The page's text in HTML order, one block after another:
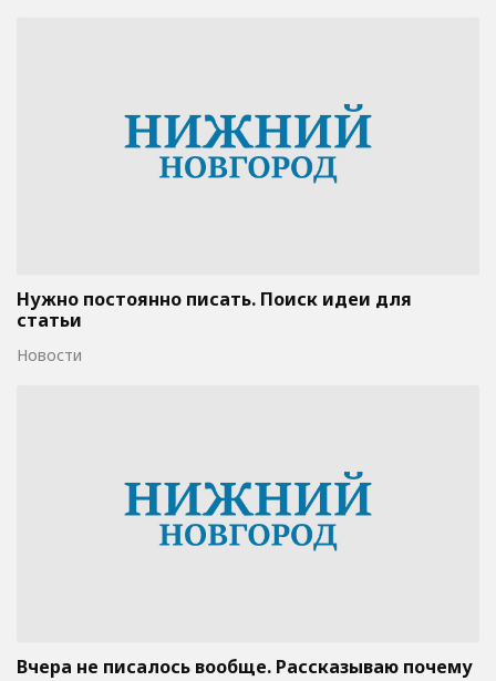
Нужно постоянно писать. Поиск идеи для
статьи
Новости
Вчера не писалось вообще. Рассказываю почему